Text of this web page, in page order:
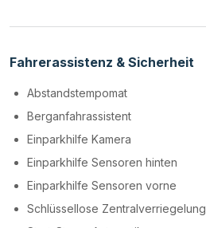
Fahrerassistenz & Sicherheit
Abstandstempomat
Berganfahrassistent
Einparkhilfe Kamera
Einparkhilfe Sensoren hinten
Einparkhilfe Sensoren vorne
Schlüssellose Zentralverriegelung